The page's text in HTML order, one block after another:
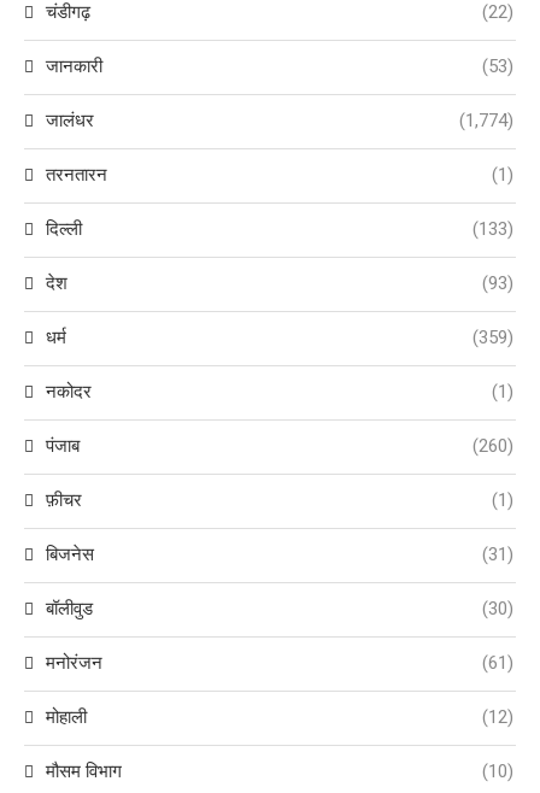
चंडीगढ़ (22)
जानकारी (53)
जालंधर (1,774)
तरनतारन (1)
दिल्ली (133)
देश (93)
धर्म (359)
नकोदर (1)
पंजाब (260)
फ़ीचर (1)
बिजनेस (31)
बॉलीवुड (30)
मनोरंजन (61)
मोहाली (12)
मौसम विभाग (10)